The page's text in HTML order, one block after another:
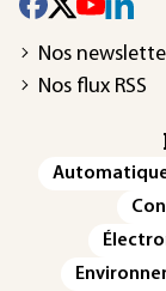
Nos
Nos flux RSS